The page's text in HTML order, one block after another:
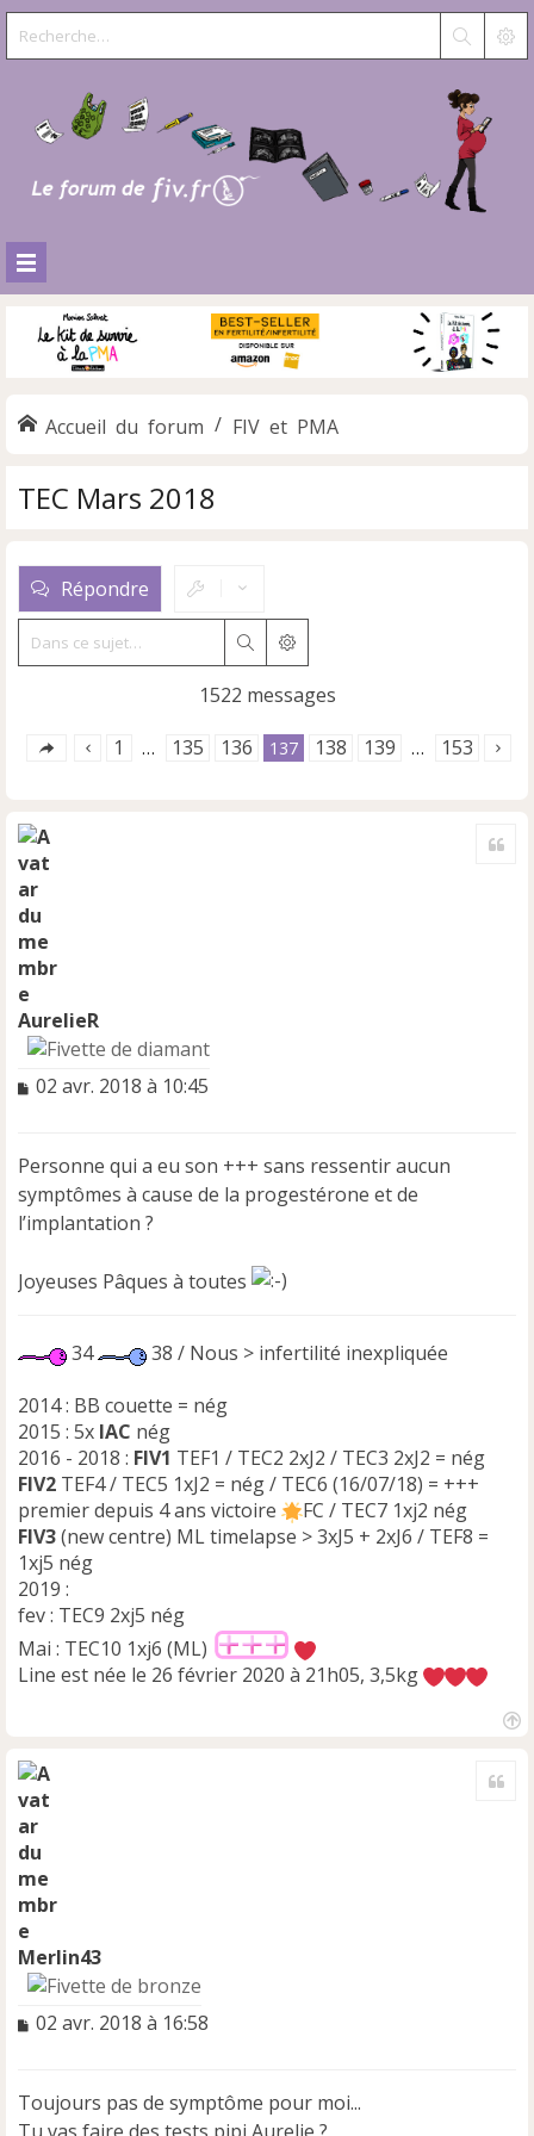
Accueil du forum FIV et PMA
TEC Mars 2018
Répondre
RechercherRecherche avancée
1522 messages
1 … 135 136 137 138 139 … 153
AurelieR
M
a
g
e
n
02 avr. 2018 à 10:45
Personne qui a eu son +++ sans ressentir aucun
symptômes à cause de la progestérone et de
l’implantation ?
Joyeuses Pâques à toutes
34
38 / Nous > infertilité inexpliquée
2014 : BB couette = nég
2015 : 5x IAC nég
2016 - 2018 : FIV1 TEF1 / TEC2 2xJ2 / TEC3 2xJ2 = nég
FIV2 TEF4 / TEC5 1xJ2 = nég / TEC6 (16/07/18) = +++
premier depuis 4 ans victoire
FC / TEC7 1xj2 nég
FIV3(new centre) ML timelapse > 3xJ5 + 2xJ6 / TEF8 =
1xj5 nég
2019 :
fev : TEC9 2xj5 nég
Mai : TEC10 1xj6 (ML)
Line est née le 26 février 2020 à 21h05, 3,5kg
Merlin43
M
a
02 avr. 2018 à 16:58
Toujours pas de symptôme pour moi...